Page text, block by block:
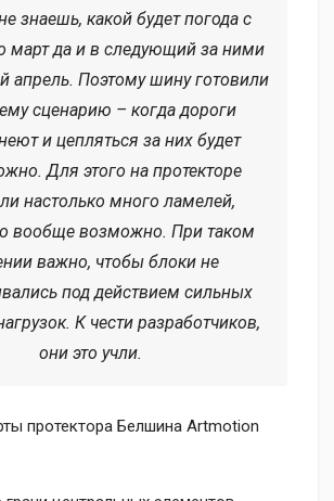
знаешь, какой будет погода с
март да и в следующий за ними
апрель. Поэтому шину готовили
сценарию – когда дороги
и цепляться за них будет
Для этого на протекторе
настолько много ламелей,
вообще возможно. При таком
важно, чтобы блоки не
под действием сильных
К чести разработчиков,
они это учли.
протектора Белшина Artmotion